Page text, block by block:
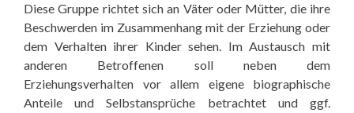
Diese Gruppe richtet sich an Väter oder Mütter, die ihre
Beschwerden im Zusammenhang mit der Erziehung oder
dem Verhalten ihrer Kinder sehen. Im Austausch mit
anderen Betroffenen soll neben dem
Erziehungsverhalten vor allem eigene biographische
Anteile und Selbstansprüche betrachtet und ggf.